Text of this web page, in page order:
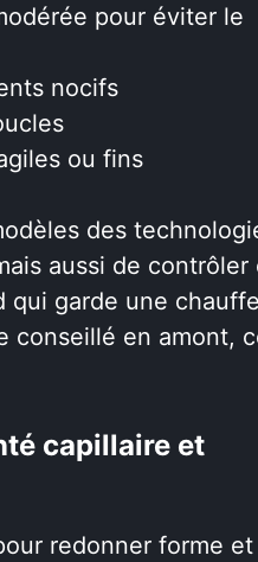
pour éviter le
nocifs
ou fins
des
aussi de contrôler
qui garde une chauffe
conseillé en amont,
capillaire et
redonner forme